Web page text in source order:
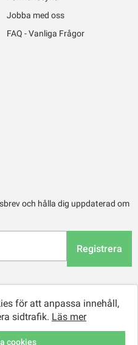
Jobba med oss
FAQ - Vanliga Frågor
och hålla dig uppdaterad om
Registrera
för att anpassa innehåll,
sidtrafik. Läs mer
cookies